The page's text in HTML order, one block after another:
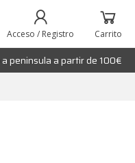
Acceso / Registro Carrito
a peninsula a partir de 100€
Añadir al carrito